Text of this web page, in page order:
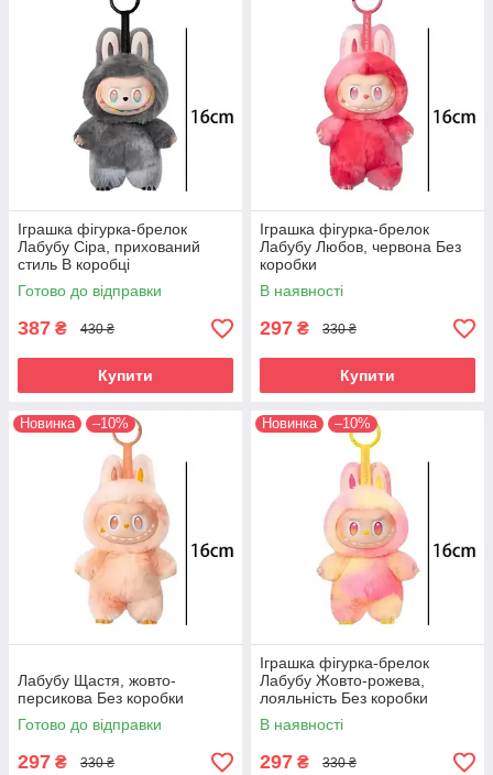
Іграшка фігурка-брелок
Лабубу Сiра, прихований
стиль В коробці
Готово до відправки
387 ₴ 430 ₴
Купити
Іграшка фігурка-брелок
Лабубу Любов, червона Без
коробки
В наявності
297 ₴ 330 ₴
Купити
Новинка –10%
Лабубу Щастя, жовто-
персикова Без коробки
Готово до відправки
297 ₴ 330 ₴
Новинка –10%
Іграшка фігурка-брелок
Лабубу Жовто-рожева,
лояльнiсть Без коробки
В наявності
297 ₴ 330 ₴